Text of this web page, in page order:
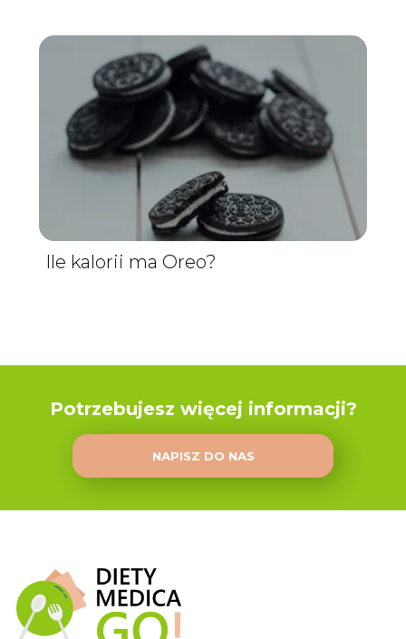
Ile kalorii ma Oreo?
Potrzebujesz więcej informacji?
NAPISZ DO NAS